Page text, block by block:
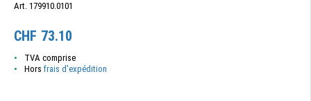
Art. 179910.0101
CHF 73.10
TVA comprise
Hors frais d'expédition